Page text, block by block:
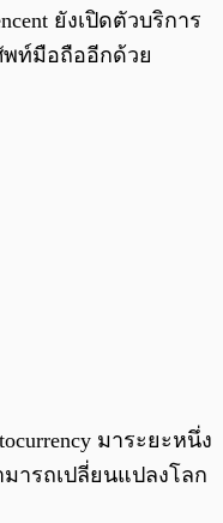
ยังเปิดตัวบริการ
พท์มือถืออีกด้วย
มาระยะหนึ่ง
ารถเปลี่ยนแปลงโลก